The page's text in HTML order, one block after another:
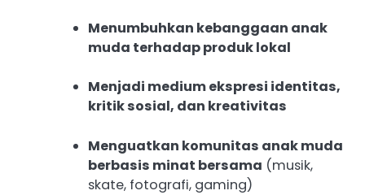
Menumbuhkan kebanggaan anak
muda terhadap produk lokal
Menjadi medium ekspresi identitas,
kritik sosial, dan kreativitas
Menguatkan komunitas anak muda
berbasis minat bersama (musik,
skate, fotografi, gaming)